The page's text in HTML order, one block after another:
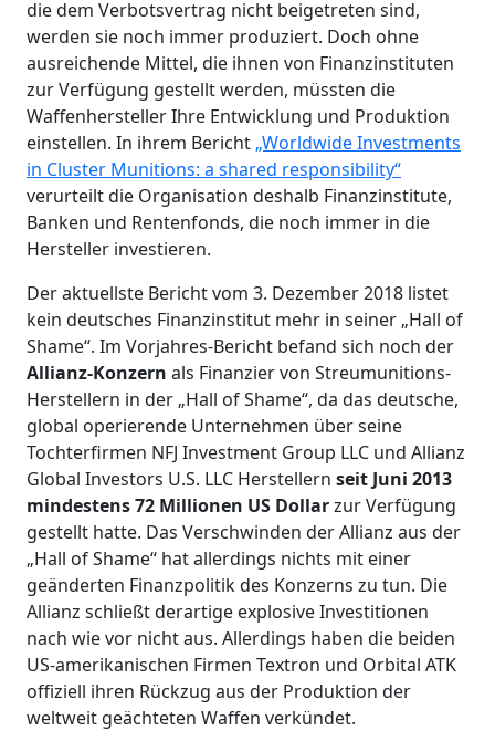
die dem Verbotsvertrag nicht beigetreten sind,
werden sie noch immer produziert. Doch ohne
ausreichende Mittel, die ihnen von Finanzinstituten
zur Verfügung gestellt werden, müssten die
Waffenhersteller Ihre Entwicklung und Produktion
einstellen. In ihrem Bericht „Worldwide Investments
in Cluster Munitions: a shared responsibility“
verurteilt die Organisation deshalb Finanzinstitute,
Banken und Rentenfonds, die noch immer in die
Hersteller investieren.
Der aktuellste Bericht vom 3. Dezember 2018 listet
kein deutsches Finanzinstitut mehr in seiner „Hall of
Shame“. Im Vorjahres-Bericht befand sich noch der
Allianz-Konzern als Finanzier von Streumunitions-
Herstellern in der „Hall of Shame“, da das deutsche,
global operierende Unternehmen über seine
Tochterfirmen NFJ Investment Group LLC und Allianz
Global Investors U.S. LLC Herstellern seit Juni 2013
mindestens 72 Millionen US Dollarzur Verfügung
gestellt hatte. Das Verschwinden der Allianz aus der
„Hall of Shame“ hat allerdings nichts mit einer
geänderten Finanzpolitik des Konzerns zu tun. Die
Allianz schließt derartige explosive Investitionen
nach wie vor nicht aus. Allerdings haben die beiden
US-amerikanischen Firmen Textron und Orbital ATK
offiziell ihren Rückzug aus der Produktion der
weltweit geächteten Waffen verkündet.